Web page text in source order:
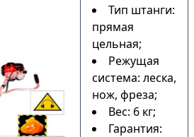
Тип штанги:
прямая
цельная;
Режущая
система: леска,
нож, фреза;
Вес: 6 кг;
Гарантия: